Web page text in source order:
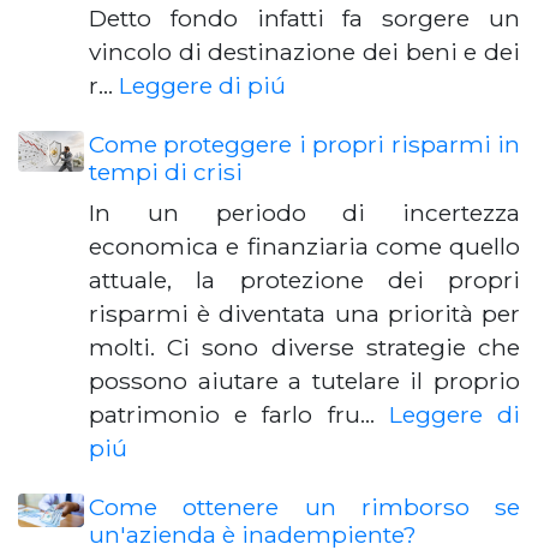
Detto fondo infatti fa sorgere un
vincolo di destinazione dei beni e dei
r… Leggere di piú
Come proteggere i propri risparmi in
tempi di crisi
In un periodo di incertezza
economica e finanziaria come quello
attuale, la protezione dei propri
risparmi è diventata una priorità per
molti. Ci sono diverse strategie che
possono aiutare a tutelare il proprio
patrimonio e farlo fru… Leggere di
piú
Come ottenere un rimborso se
un'azienda è inadempiente?